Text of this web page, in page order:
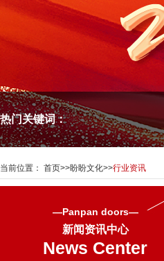
热门关键词：
当前位置： 首页>>盼盼文化>>行业资讯
—Panpan doors—
新闻资讯中心
News Center